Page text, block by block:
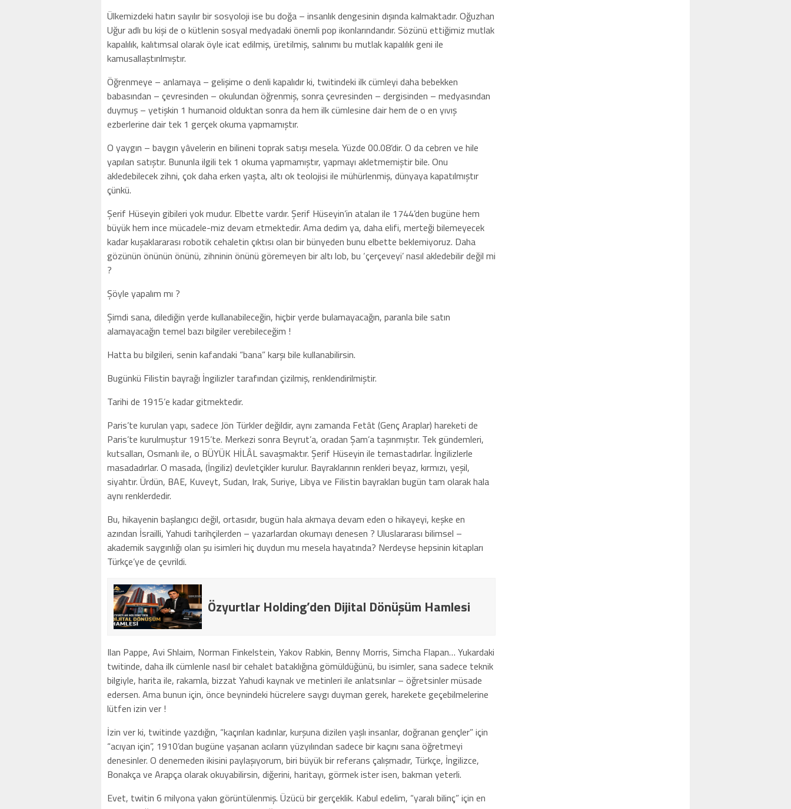
Ülkemizdeki hatırı sayılır bir sosyoloji ise bu doğa – insanlık dengesinin dışında kalmaktadır. Oğuzhan
Uğur adlı bu kişi de o kütlenin sosyal medyadaki önemli pop ikonlarındandır. Sözünü ettiğimiz mutlak
kapalılık, kalıtımsal olarak öyle icat edilmiş, üretilmiş, salınımı bu mutlak kapalılık geni ile
kamusallaştırılmıştır.
Öğrenmeye – anlamaya – gelişime o denli kapalıdır ki, twitindeki ilk cümleyi daha bebekken
babasından – çevresinden – okulundan öğrenmiş, sonra çevresinden – dergisinden – medyasından
duymuş – yetişkin 1 humanoid olduktan sonra da hem ilk cümlesine dair hem de o en yıvış
ezberlerine dair tek 1 gerçek okuma yapmamıştır.
O yaygın – baygın yâvelerin en bilineni toprak satışı mesela. Yüzde 00.08’dir. O da cebren ve hile
yapılan satıştır. Bununla ilgili tek 1 okuma yapmamıştır, yapmayı akletmemiştir bile. Onu
akledebilecek zihni, çok daha erken yaşta, altı ok teolojisi ile mühürlenmiş, dünyaya kapatılmıştır
çünkü.
Şerif Hüseyin gibileri yok mudur. Elbette vardır. Şerif Hüseyin’in ataları ile 1744’den bugüne hem
büyük hem ince mücadele-miz devam etmektedir. Ama dedim ya, daha elifi, merteği bilemeyecek
kadar kuşaklararası robotik cehaletin çıktısı olan bir bünyeden bunu elbette beklemiyoruz. Daha
gözünün önünün önünü, zihninin önünü göremeyen bir altı lob, bu ‘çerçeveyi’ nasıl akledebilir değil mi
?
Şöyle yapalım mı ?
Şimdi sana, dilediğin yerde kullanabileceğin, hiçbir yerde bulamayacağın, paranla bile satın
alamayacağın temel bazı bilgiler verebileceğim !
Hatta bu bilgileri, senin kafandaki “bana” karşı bile kullanabilirsin.
Bugünkü Filistin bayrağı İngilizler tarafından çizilmiş, renklendirilmiştir.
Tarihi de 1915’e kadar gitmektedir.
Paris’te kurulan yapı, sadece Jön Türkler değildir, aynı zamanda Fetât (Genç Araplar) hareketi de
Paris’te kurulmuştur 1915’te. Merkezi sonra Beyrut’a, oradan Şam’a taşınmıştır. Tek gündemleri,
kutsalları, Osmanlı ile, o BÜYÜK HİLÂL savaşmaktır. Şerif Hüseyin ile temastadırlar. İngilizlerle
masadadırlar. O masada, (İngiliz) devletçikler kurulur. Bayraklarının renkleri beyaz, kırmızı, yeşil,
siyahtır. Ürdün, BAE, Kuveyt, Sudan, Irak, Suriye, Libya ve Filistin bayrakları bugün tam olarak hala
aynı renklerdedir.
Bu, hikayenin başlangıcı değil, ortasıdır, bugün hala akmaya devam eden o hikayeyi, keşke en
azından İsrailli, Yahudi tarihçilerden – yazarlardan okumayı denesen ? Uluslararası bilimsel –
akademik saygınlığı olan şu isimleri hiç duydun mu mesela hayatında? Nerdeyse hepsinin kitapları
Türkçe’ye de çevrildi.
Özyurtlar Holding’den Dijital Dönüşüm Hamlesi
Ilan Pappe, Avi Shlaim, Norman Finkelstein, Yakov Rabkin, Benny Morris, Simcha Flapan… Yukardaki
twitinde, daha ilk cümlenle nasıl bir cehalet bataklığına gömüldüğünü, bu isimler, sana sadece teknik
bilgiyle, harita ile, rakamla, bizzat Yahudi kaynak ve metinleri ile anlatsınlar – öğretsinler müsade
edersen. Ama bunun için, önce beynindeki hücrelere saygı duyman gerek, harekete geçebilmelerine
lütfen izin ver !
İzin ver ki, twitinde yazdığın, “kaçırılan kadınlar, kurşuna dizilen yaşlı insanlar, doğranan gençler” için
“acıyan için”, 1910’dan bugüne yaşanan acıların yüzyılından sadece bir kaçını sana öğretmeyi
denesinler. O denemeden ikisini paylaşıyorum, biri büyük bir referans çalışmadır, Türkçe, İngilizce,
Bonakça ve Arapça olarak okuyabilirsin, diğerini, haritayı, görmek ister isen, bakman yeterli.
Evet, twitin 6 milyona yakın görüntülenmiş. Üzücü bir gerçeklik. Kabul edelim, “yaralı bilinç” için en